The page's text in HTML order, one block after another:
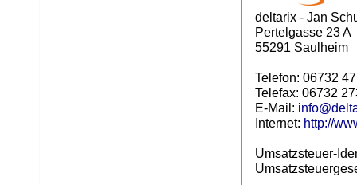
deltarix - Jan
Pertelgasse 23 A
55291 Saulheim
Telefon: 06732
Telefax: 06732
E-Mail:
Internet: http://
Umsatzsteuer-